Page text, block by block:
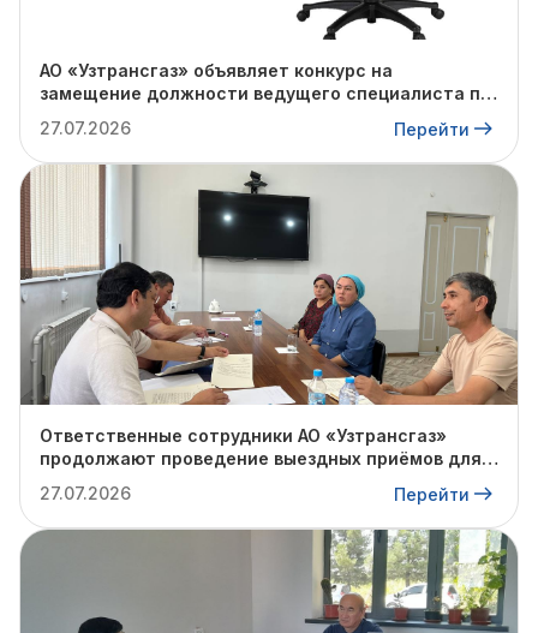
АО «Узтрансгаз» объявляет конкурс на
замещение должности ведущего специалиста по
«Каганском», «Зирабулакском» УМГ, а также на
ПХГ «Северный Сох».
27.07.2026 Перейти
Ответственные сотрудники АО «Узтрансгаз»
продолжают проведение выездных приёмов для
проблем на местах и поиска путей их решения.
27.07.2026 Перейти